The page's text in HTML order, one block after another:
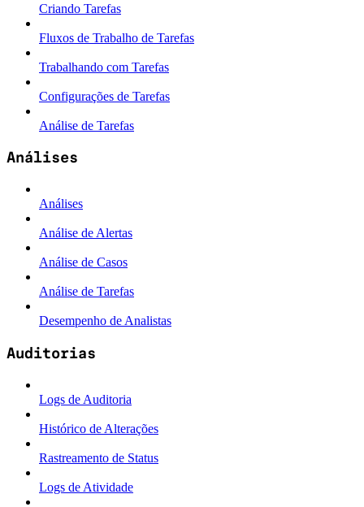
Criando Tarefas
Fluxos de Trabalho de Tarefas
Trabalhando com Tarefas
Configurações de Tarefas
Análise de Tarefas
Análises
Análises
Análise de Alertas
Análise de Casos
Análise de Tarefas
Desempenho de Analistas
Auditorias
Logs de Auditoria
Histórico de Alterações
Rastreamento de Status
Logs de Atividade